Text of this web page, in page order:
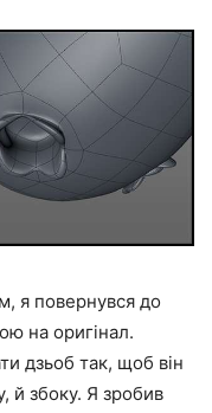
я повернувся до
на оригінал.
дзьоб так, щоб він
й збоку. Я зробив